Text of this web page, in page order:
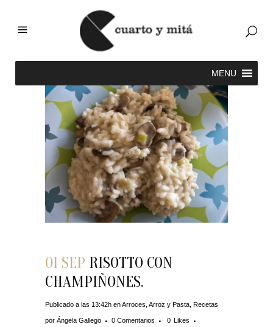
01 SEP RISOTTO CON
CHAMPIÑONES.
Publicado a las 13:42h enArroces Arroz y Pasta Recetas
por Ángela Gallego 0 Comentarios 0 Likes